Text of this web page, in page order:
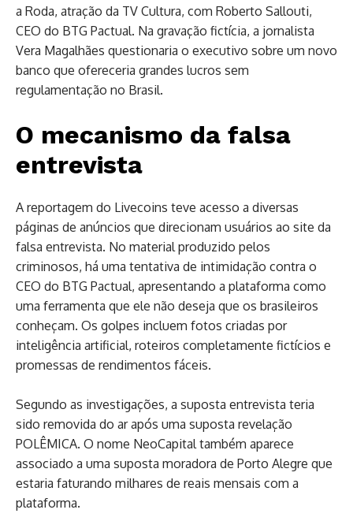
a Roda, atração da TV Cultura, com Roberto Sallouti,
CEO do BTG Pactual. Na gravação fictícia, a jornalista
Vera Magalhães questionaria o executivo sobre um novo
banco que ofereceria grandes lucros sem
regulamentação no Brasil.
O mecanismo da falsa
entrevista
A reportagem do Livecoins teve acesso a diversas
páginas de anúncios que direcionam usuários ao site da
falsa entrevista. No material produzido pelos
criminosos, há uma tentativa de intimidação contra o
CEO do BTG Pactual, apresentando a plataforma como
uma ferramenta que ele não deseja que os brasileiros
conheçam. Os golpes incluem fotos criadas por
inteligência artificial, roteiros completamente fictícios e
promessas de rendimentos fáceis.
Segundo as investigações, a suposta entrevista teria
sido removida do ar após uma suposta revelação
POLÊMICA. O nome NeoCapital também aparece
associado a uma suposta moradora de Porto Alegre que
estaria faturando milhares de reais mensais com a
plataforma.